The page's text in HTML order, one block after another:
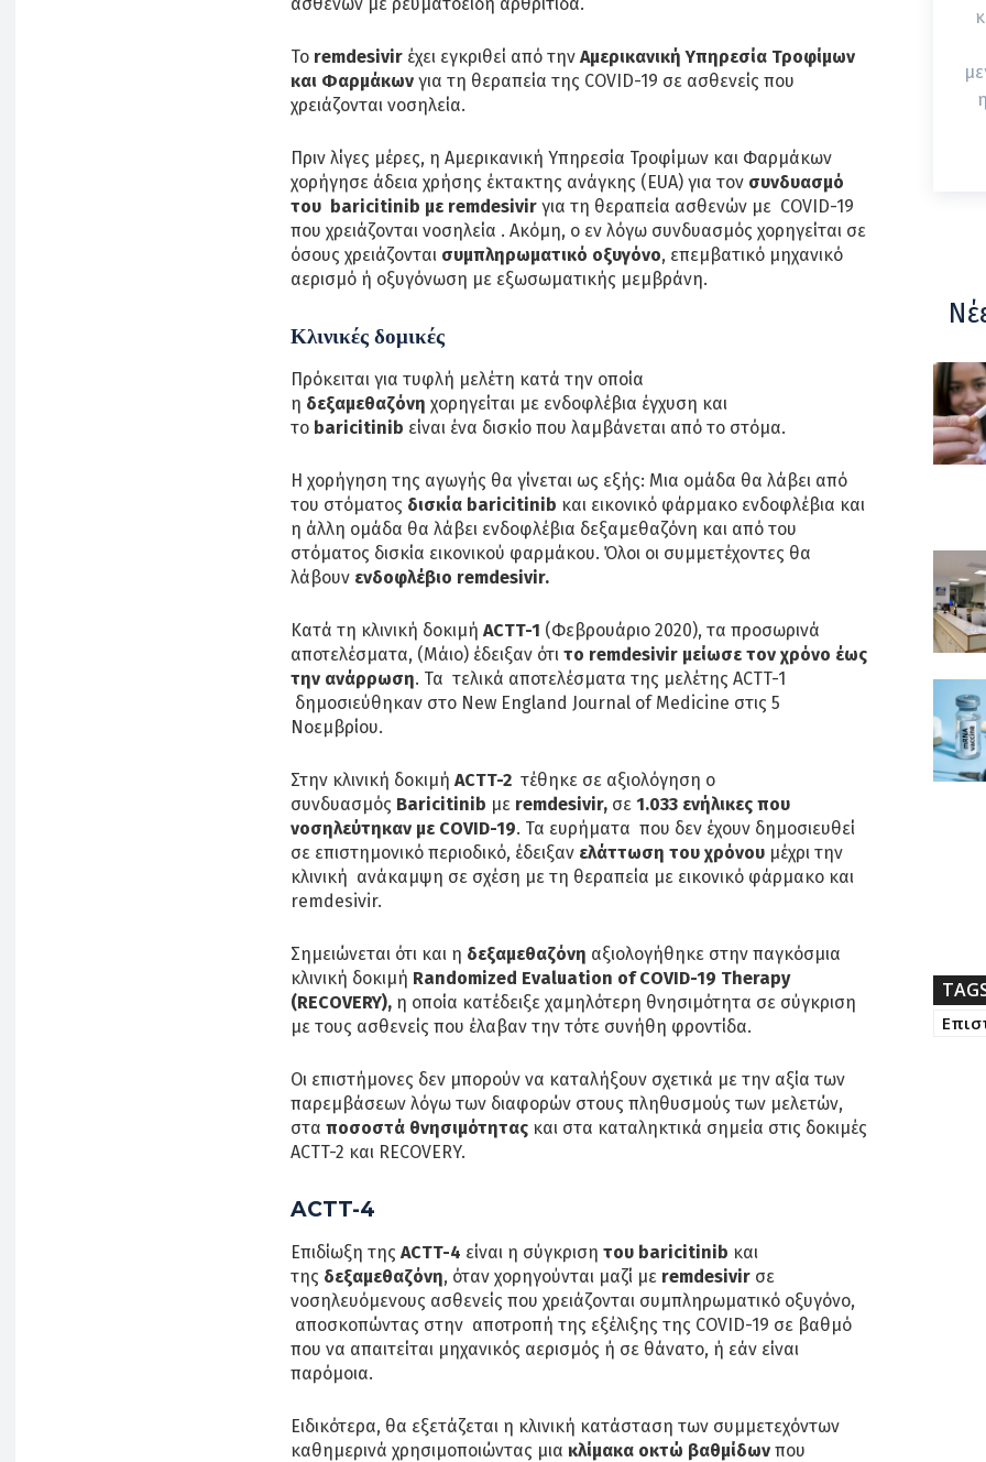
Το remdesivir έχει εγκριθεί από την Αμερικανική Υπηρεσία Τροφίμων
και Φαρμάκων για τη θεραπεία της COVID-19 σε ασθενείς που
χρειάζονται νοσηλεία.
Πριν λίγες μέρες, η Αμερικανική Υπηρεσία Τροφίμων και Φαρμάκων
χορήγησε άδεια χρήσης έκτακτης ανάγκης (EUA) για τον συνδυασμό
του baricitinib με remdesivir για τη θεραπεία ασθενών με COVID-19
που χρειάζονται νοσηλεία . Ακόμη, ο εν λόγω συνδυασμός χορηγείται σε
όσους χρειάζονται συμπληρωματικό οξυγόνο, επεμβατικό μηχανικό
αερισμό ή οξυγόνωση με εξωσωματικής μεμβράνη.
Κλινικές δομικές
Πρόκειται για τυφλή μελέτη κατά την οποία
η δεξαμεθαζόνη χορηγείται με ενδοφλέβια έγχυση και
το baricitinib είναι ένα δισκίο που λαμβάνεται από το στόμα.
Η χορήγηση της αγωγής θα γίνεται ως εξής: Μια ομάδα θα λάβει από
του στόματος δισκία baricitinib και εικονικό φάρμακο ενδοφλέβια και
η άλλη ομάδα θα λάβει ενδοφλέβια δεξαμεθαζόνη και από του
στόματος δισκία εικονικού φαρμάκου. Όλοι οι συμμετέχοντες θα
λάβουν ενδοφλέβιο remdesivir.
Κατά τη κλινική δοκιμή ACTT-1 (Φεβρουάριο 2020), τα προσωρινά
αποτελέσματα, (Μάιο) έδειξαν ότι το remdesivir μείωσε τον χρόνο έως
την ανάρρωση. Τα τελικά αποτελέσματα της μελέτης ACTT-1
δημοσιεύθηκαν στο New England Journal of Medicine στις 5
Νοεμβρίου.
Στην κλινική δοκιμή ACTT-2 τέθηκε σε αξιολόγηση ο
συνδυασμός Baricitinib με remdesivir, σε 1.033 ενήλικες που
νοσηλεύτηκαν με COVID-19. Τα ευρήματα που δεν έχουν δημοσιευθεί
σε επιστημονικό περιοδικό, έδειξαν ελάττωση του χρόνου μέχρι την
κλινική ανάκαμψη σε σχέση με τη θεραπεία με εικονικό φάρμακο και
remdesivir.
Σημειώνεται ότι και η δεξαμεθαζόνη αξιολογήθηκε στην παγκόσμια
κλινική δοκιμή Randomized Evaluation of COVID-19 Therapy
(RECOVERY), η οποία κατέδειξε χαμηλότερη θνησιμότητα σε σύγκριση
με τους ασθενείς που έλαβαν την τότε συνήθη φροντίδα.
Οι επιστήμονες δεν μπορούν να καταλήξουν σχετικά με την αξία των
παρεμβάσεων λόγω των διαφορών στους πληθυσμούς των μελετών,
στα ποσοστά θνησιμότητας και στα καταληκτικά σημεία στις δοκιμές
ACTT-2 και RECOVERY.
ACTT-4
Επιδίωξη της ACTT-4 είναι η σύγκριση του baricitinib και
της δεξαμεθαζόνη, όταν χορηγούνται μαζί με remdesivir σε
νοσηλευόμενους ασθενείς που χρειάζονται συμπληρωματικό οξυγόνο,
αποσκοπώντας στην αποτροπή της εξέλιξης της COVID-19 σε βαθμό
που να απαιτείται μηχανικός αερισμός ή σε θάνατο, ή εάν είναι
παρόμοια.
Ειδικότερα, θα εξετάζεται η κλινική κατάσταση των συμμετεχόντων
καθημερινά χρησιμοποιώντας μια κλίμακα οκτώ βαθμίδων που